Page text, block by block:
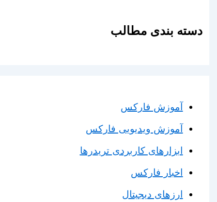
دسته بندی مطالب
آموزش فارکس
آموزش ویدیویی فارکس
ابزارهای کاربردی تریدرها
اخبار فارکس
ارزهای دیجیتال